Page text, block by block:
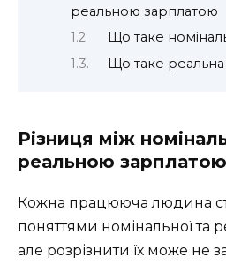
реальною зарплатою
Що таке
Що таке реальна
Різниця між
реальною зарплатою
Кожна працююча людина
поняттями номінальної та
але розрізнити їх може не